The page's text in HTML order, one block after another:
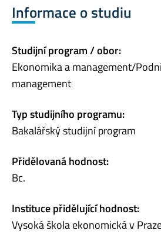
Informace o studiu
Studijní program / obor:
Ekonomika a management/
management
Typ studijního programu:
Bakalářský studijní program
Přidělovaná hodnost:
Bc.
Instituce přidělující hodnost:
Vysoká škola ekonomická v